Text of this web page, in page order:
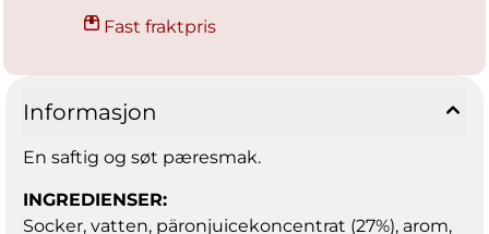
Fast fraktpris
Informasjon
En saftig og søt pæresmak.
INGREDIENSER:
Socker, vatten, päronjuicekoncentrat (27%), arom,